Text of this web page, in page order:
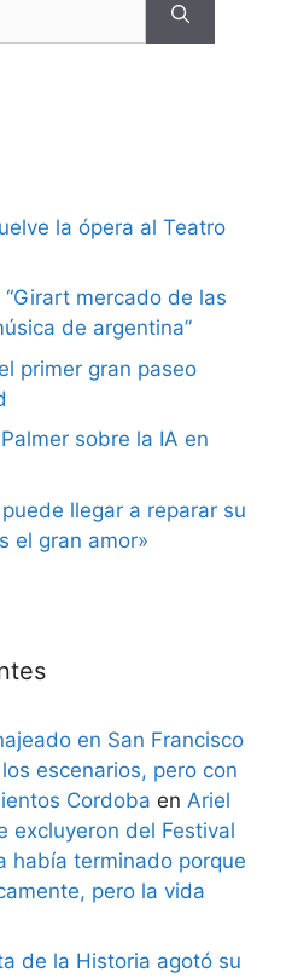
la ópera al Teatro
mercado de las
de argentina”
primer gran paseo
sobre la IA en
llegar a reparar su
el gran amor»
en San Francisco
escenarios, pero con
Cordoba en Ariel
excluyeron del Festival
había terminado porque
pero la vida
de la Historia agotó su